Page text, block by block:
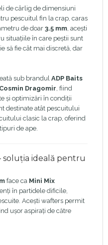
de cârlig de dimensiuni
pescuitul fin la crap, caras
de doar 3.5 mm , acești
situațiile în care peștii sunt
să fie cât mai discretă, dar
sub brandul ADP Baits
Dragomir , fiind
și optimizări în condiții
destinate atât pescuitului
clasic la crap, oferind
de ape.
soluția ideală pentru
face ca Mini Mix
în partidele dificile,
Acești wafters permit
ușor aspirați de către